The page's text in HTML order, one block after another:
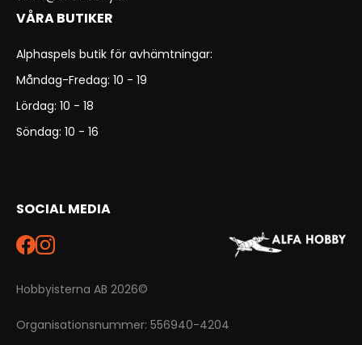
VÅRA BUTIKER
Alphaspels butik för avhämtningar:
Måndag-Fredag: 10 - 19
Lördag: 10 - 18
Söndag: 10 - 16
SOCIAL MEDIA
Hobbyisterna AB 2026©
Organisationsnummer: 556940-4204